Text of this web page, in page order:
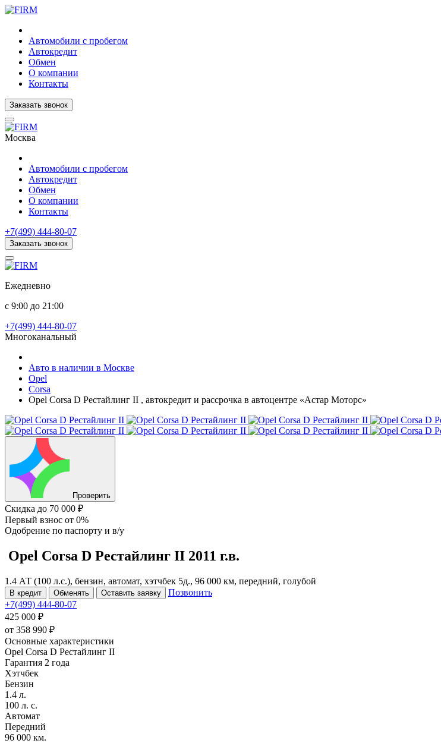
Автомобили с пробегом
Автокредит
Обмен
О компании
Контакты
Заказать звонок
Москва
Автомобили с пробегом
Автокредит
Обмен
О компании
Контакты
+7(499) 444-80-07
Заказать звонок
Ежедневно
с 9:00 до 21:00
+7(499) 444-80-07
Многоканальный
Авто в наличии в Москве
Opel
Corsa
Opel Corsa D Рестайлинг II , автокредит и рассрочка в автоцентре «Астар Моторс»
Проверить
Скидка до 70 000 ₽
Первый взнос от 0%
Одобрение по паспорту и в/у
Opel Corsa D Рестайлинг II 2011 г.в.
1.4 АТ (100 л.с.), бензин, автомат, хэтчбек 5д., 96 000 км, передний, голубой
В кредит Обменять Оставить заявку
Позвонить
+7(499) 444-80-07
425 000 ₽
от 358 990 ₽
Основные характеристики
Opel Corsa D Рестайлинг II
Гарантия 2 года
Хэтчбек
Бензин
1.4 л.
100 л. с.
Автомат
Передний
96 000 км.